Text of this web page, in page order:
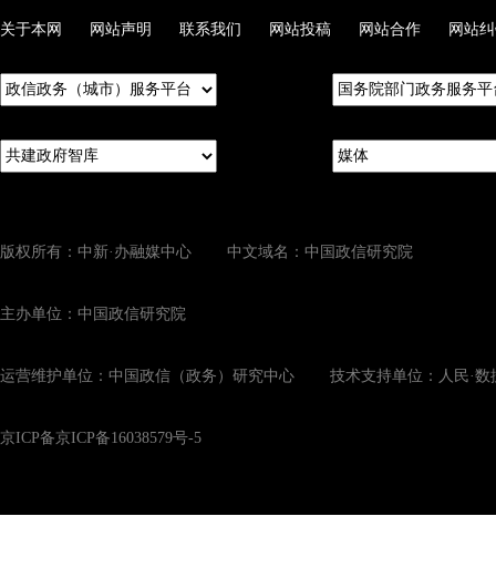
关于本网 网站声明 联系我们 网站投稿 网站合作 网站
版权所有：中新·办融媒中心 中文域名：中国政信研究院
主办单位：中国政信研究院
运营维护单位：中国政信（政务）研究中心 技术支持单位：人民·数
京ICP备京ICP备16038579号-5